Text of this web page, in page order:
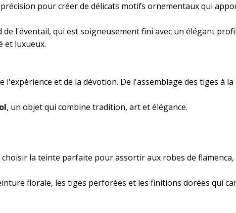
pour créer de délicats motifs ornementaux qui
de l'éventail, qui est soigneusement fini avec un élégant
et luxueux.
et de la dévotion. De l'assemblage des tiges à
, un objet qui combine tradition, art et élégance.
la teinte parfaite pour assortir aux robes de flamenca,
florale, les tiges perforées et les finitions dorées qui